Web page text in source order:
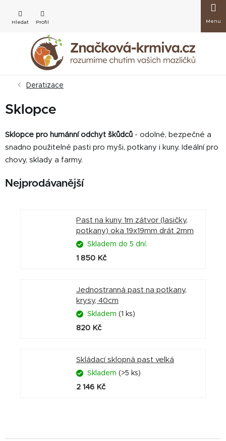
obsah
košík
Deratizace
Sklopce
Sklopce pro humánní odchyt škůdců - odolné, bezpečné a
snadno použitelné pasti pro myši, potkany i kuny. Ideální pro
chovy, sklady a farmy.
Nejprodávanější
Past na kuny 1m zátvor (lasičky,
potkany) oka 19x19mm drát 2mm
Skladem do 5 dní.
1 850 Kč
Jednostranná past na potkany,
krysy, 40cm
Skladem (1 ks)
820 Kč
Skládací sklopná past velká
Skladem (>5 ks)
2 146 Kč